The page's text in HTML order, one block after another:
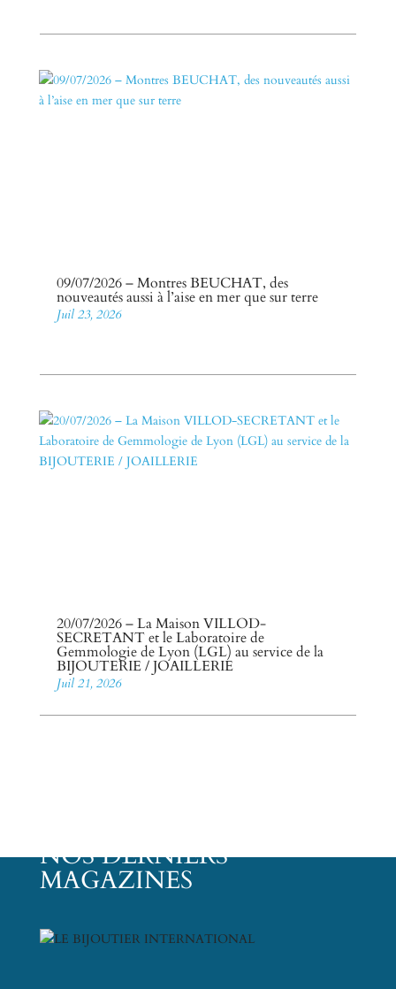
09/07/2026 – Montres BEUCHAT, des
nouveautés aussi à l’aise en mer que sur terre
Juil 23, 2026
20/07/2026 – La Maison VILLOD-
SECRETANT et le Laboratoire de
Gemmologie de Lyon (LGL) au service de la
BIJOUTERIE / JOAILLERIE
Juil 21, 2026
NOS DERNIERS
MAGAZINES